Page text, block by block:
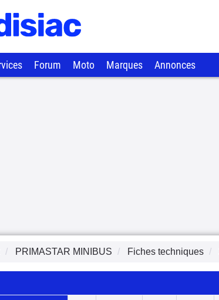
Forum Moto Marques Annonces
PRIMASTAR MINIBUS Fiches techniques